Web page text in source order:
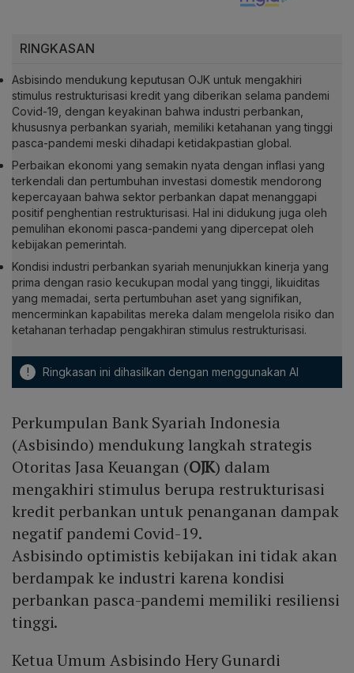
RINGKASAN
Asbisindo mendukung keputusan OJK untuk mengakhiri
stimulus restrukturisasi kredit yang diberikan selama pandemi
Covid-19, dengan keyakinan bahwa industri perbankan,
khususnya perbankan syariah, memiliki ketahanan yang tinggi
pasca-pandemi meski dihadapi ketidakpastian global.
Perbaikan ekonomi yang semakin nyata dengan inflasi yang
terkendali dan pertumbuhan investasi domestik mendorong
kepercayaan bahwa sektor perbankan dapat menanggapi
positif penghentian restrukturisasi. Hal ini didukung juga oleh
pemulihan ekonomi pasca-pandemi yang dipercepat oleh
kebijakan pemerintah.
Kondisi industri perbankan syariah menunjukkan kinerja yang
prima dengan rasio kecukupan modal yang tinggi, likuiditas
yang memadai, serta pertumbuhan aset yang signifikan,
mencerminkan kapabilitas mereka dalam mengelola risiko dan
ketahanan terhadap pengakhiran stimulus restrukturisasi.
! Ringkasan ini dihasilkan dengan menggunakan AI
Perkumpulan Bank Syariah Indonesia
(Asbisindo) mendukung langkah strategis
Otoritas Jasa Keuangan (OJK) dalam
mengakhiri stimulus berupa restrukturisasi
kredit perbankan untuk penanganan dampak
negatif pandemi Covid-19.
Asbisindo optimistis kebijakan ini tidak akan
berdampak ke industri karena kondisi
perbankan pasca-pandemi memiliki resiliensi
tinggi.
Ketua Umum Asbisindo Hery Gunardi